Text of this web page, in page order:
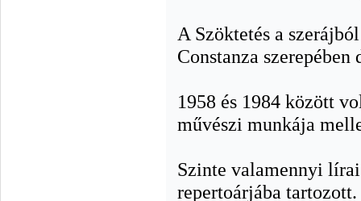
A Szöktetés a
Constanza
1958 és 1984 között
művészi munkája
Szinte valamennyi lírai
repertoárjába